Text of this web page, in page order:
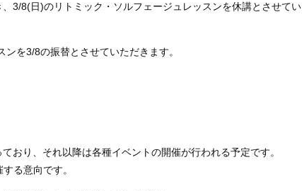
3/8(日)のリトミック・ソルフェージュレッスンを休講とさせてい
を3/8の振替とさせていただきます。
おり、それ以降は各種イベントの開催が行われる予定です。
る意向です。